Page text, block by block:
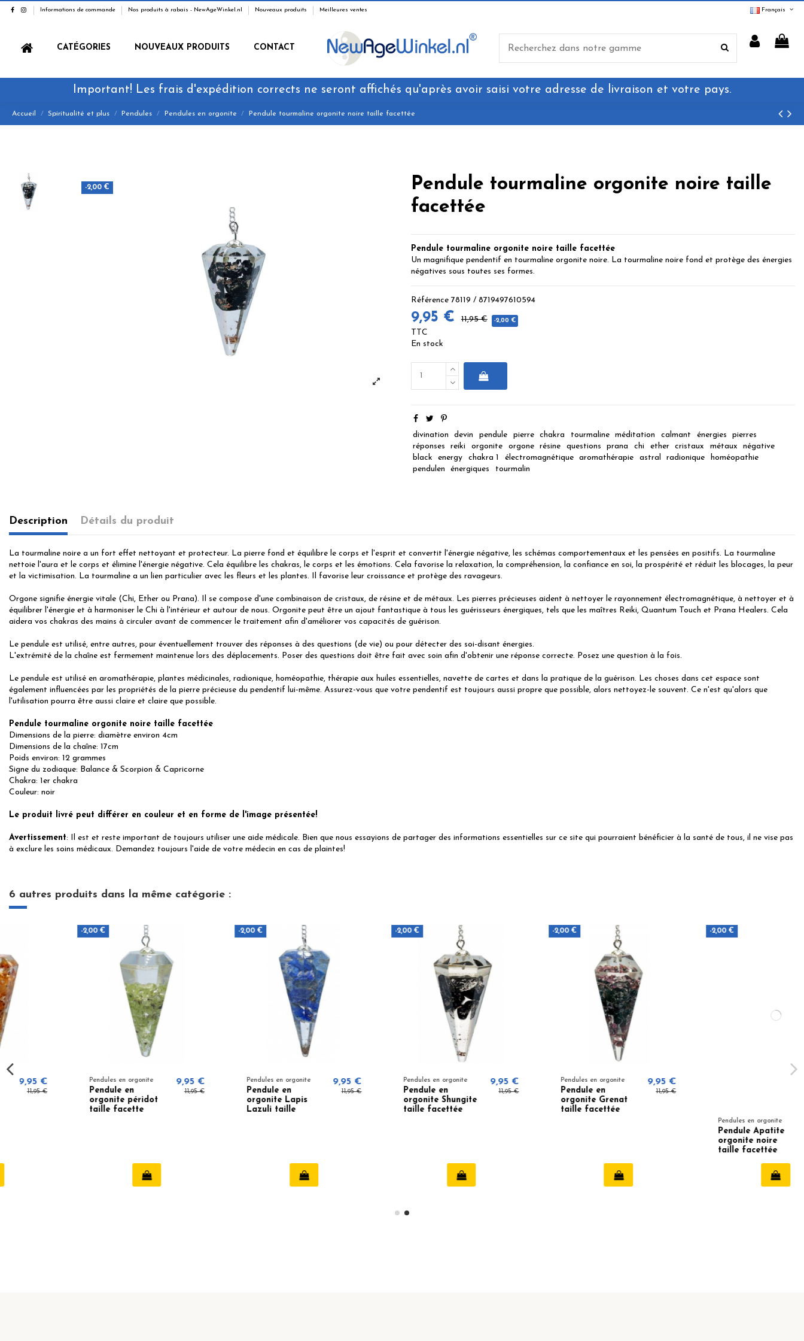
Informations de commande Nos produits à rabais - NewAgeWinkel.nl Nouveaux produits Meilleures ventes Français
CATÉGORIES NOUVEAUX PRODUITS CONTACT
Important! Les frais d'expédition corrects ne seront affichés qu'après avoir saisi votre adresse de livraison et votre pays.
Accueil Spiritualité et plus Pendules Pendules en orgonite Pendule tourmaline orgonite noire taille facettée
-2,00 €
Pendule tourmaline orgonite noire taille
facettée
Pendule tourmaline orgonite noire taille facettée
Un magnifique pendentif en tourmaline orgonite noire. La tourmaline noire fond et protège des énergies
négatives sous toutes ses formes.
Référence 78119 / 8719497610594
9,95 € 11,95 € -2,00 €
TTC
En stock
divination devin pendule pierre chakra tourmaline méditation calmant énergies
pierres
réponses
reiki orgonite orgone résine questions prana chi ether cristaux métaux
négative
black
energy chakra 1 électromagnétique aromathérapie astral radionique
homéopathie
pendulen
énergiques tourmalin
Description Détails du produit
La tourmaline noire a un fort effet nettoyant et protecteur. La pierre fond et équilibre le corps et l'esprit et convertit l'énergie négative, les schémas comportementaux et les pensées en positifs. La tourmaline
nettoie l'aura et le corps et élimine l'énergie négative. Cela équilibre les chakras, le corps et les émotions. Cela favorise la relaxation, la compréhension, la confiance en soi, la prospérité et réduit les blocages, la peur
et la victimisation. La tourmaline a un lien particulier avec les fleurs et les plantes. Il favorise leur croissance et protège des ravageurs.
Orgone signifie énergie vitale (Chi, Ether ou Prana). Il se compose d'une combinaison de cristaux, de résine et de métaux. Les pierres précieuses aident à nettoyer le rayonnement électromagnétique, à nettoyer et à
équilibrer l'énergie et à harmoniser le Chi à l'intérieur et autour de nous. Orgonite peut être un ajout fantastique à tous les guérisseurs énergiques, tels que les maîtres Reiki, Quantum Touch et Prana Healers. Cela
aidera vos chakras des mains à circuler avant de commencer le traitement afin d'améliorer vos capacités de guérison.
Le pendule est utilisé, entre autres, pour éventuellement trouver des réponses à des questions (de vie) ou pour détecter des soi-disant énergies.
L'extrémité de la chaîne est fermement maintenue lors des déplacements. Poser des questions doit être fait avec soin afin d'obtenir une réponse correcte. Posez une question à la fois.
Le pendule est utilisé en aromathérapie, plantes médicinales, radionique, homéopathie, thérapie aux huiles essentielles, navette de cartes et dans la pratique de la guérison. Les choses dans cet espace sont
également influencées par les propriétés de la pierre précieuse du pendentif lui-même. Assurez-vous que votre pendentif est toujours aussi propre que possible, alors nettoyez-le souvent. Ce n'est qu'alors que
l'utilisation pourra être aussi claire et claire que possible.
Pendule tourmaline orgonite noire taille facettée
Dimensions de la pierre: diamètre environ 4cm
Dimensions de la chaîne: 17cm
Poids environ: 12 grammes
Signe du zodiaque: Balance & Scorpion & Capricorne
Chakra: 1er chakra
Couleur: noir
Le produit livré peut différer en couleur et en forme de l'image présentée!
Avertissement: Il est et reste important de toujours utiliser une aide médicale. Bien que nous essayions de partager des informations essentielles sur ce site qui pourraient bénéficier à la santé de tous, il ne vise pas
à exclure les soins médicaux. Demandez toujours l'aide de votre médecin en cas de plaintes!
6 autres produits dans la même catégorie :
Pendules en orgonite
Pendule en
orgonite péridot
9,95 €
11,95 €
Pendules en orgonite
Pendule en
orgonite Lapis
9,95 €
11,95 €
Pendules en orgonite
Pendule en
orgonite Shungite
9,95 €
11,95 €
Pendules en orgonite
Pendule en
orgonite Grenat
9,95 €
11,95 €
Pendules en orgonite
Pendule Apatite
9,95 €
11,95 €